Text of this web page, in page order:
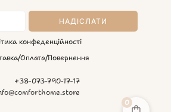
конфеденційності
Оплата/Повернення
+38-073-790-17-17
0